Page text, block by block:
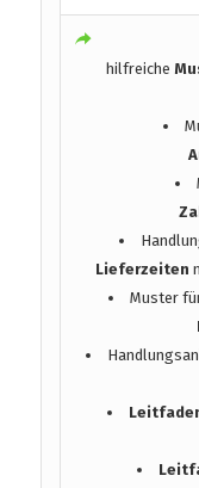
hilfreiche
Lieferzeiten
Muster